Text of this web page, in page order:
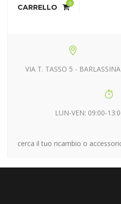
CARRELLO 0
VIA T. TASSO 5 - BARLASSINA
LUN-VEN: 09:00-